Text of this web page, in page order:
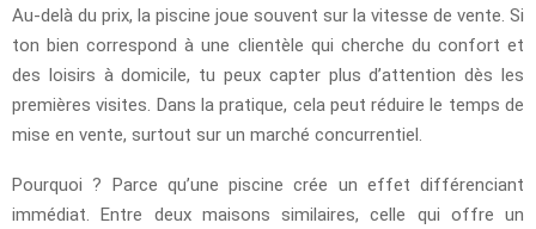
Au-delà du prix, la piscine joue souvent sur la vitesse de vente. Si
ton bien correspond à une clientèle qui cherche du confort et
des loisirs à domicile, tu peux capter plus d’attention dès les
premières visites. Dans la pratique, cela peut réduire le temps de
mise en vente, surtout sur un marché concurrentiel.
Pourquoi ? Parce qu’une piscine crée un effet différenciant
immédiat. Entre deux maisons similaires, celle qui offre un